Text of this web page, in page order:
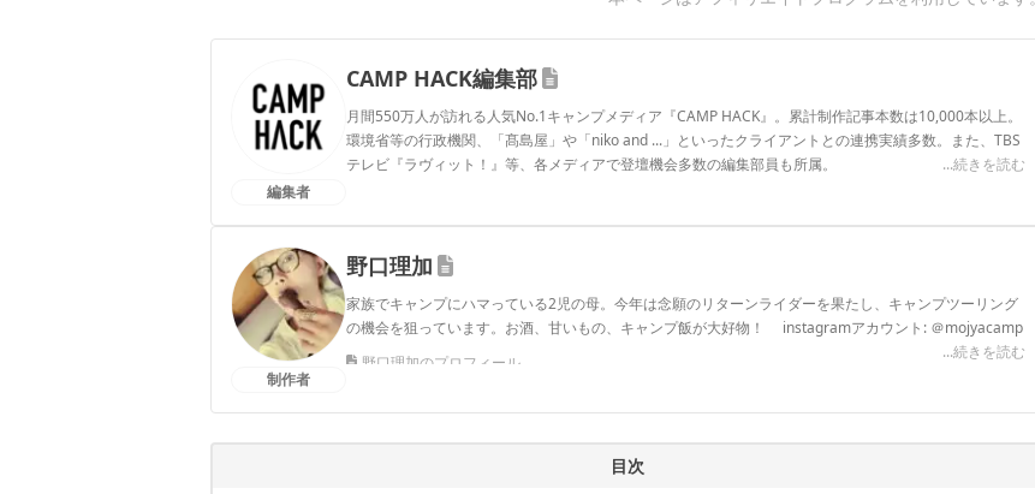
編集者
CAMP HACK編集部
月間550万人が訪れる人気No.1キャンプメディア『CAMP HACK』。累計制作記事本数は10,000本以上。
環境省等の行政機関、「髙島屋」や「niko and ...」といったクライアントとの連携実績多数。また、TBS
テレビ『ラヴィット！』等、各メディアで登壇機会多数の編集部員も所属。
...続きを読む
制作者
野口理加
家族でキャンプにハマっている2児の母。今年は念願のリターンライダーを果たし、キャンプツーリング
の機会を狙っています。お酒、甘いもの、キャンプ飯が大好物！ instagramアカウント: ＠mojyacamp
...続きを読む
野口理加のプロフィール
目次